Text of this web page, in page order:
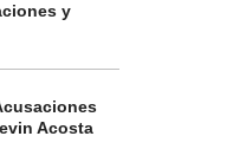
y
Acosta